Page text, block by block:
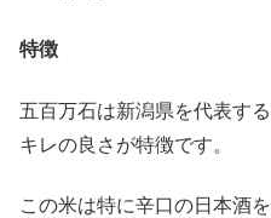
特徴
五百万石は新潟県を代表す
キレの良さが特徴です。
この米は特に辛口の日本酒